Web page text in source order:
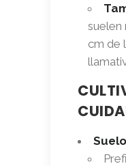
suelen
cm de
Suelo